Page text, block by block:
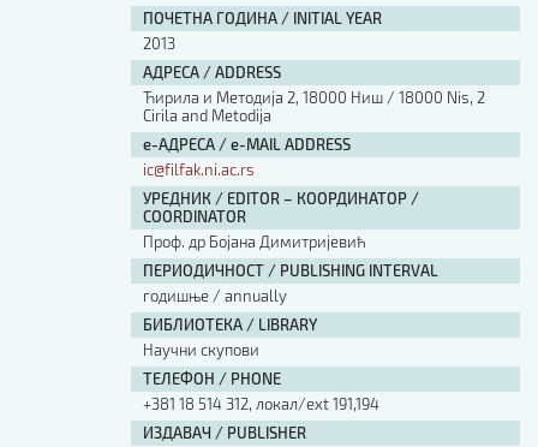
ПОЧЕТНА ГОДИНА / INITIAL YEAR
2013
АДРЕСА / ADDRESS
Ћирила и Методија 2, 18000 Ниш / 18000 Nis, 2
Cirila and Metodija
е-АДРЕСА / e-MAIL ADDRESS
ic@filfak.ni.ac.rs
УРЕДНИК / EDITOR – КООРДИНАТОР /
COORDINATOR
Проф. др Бојана Димитријевић
ПЕРИОДИЧНОСТ / PUBLISHING INTERVAL
годишње / annually
БИБЛИОТЕКА / LIBRARY
Научни скупови
ТЕЛЕФОН / PHONE
+381 18 514 312, локал/ext 191,194
ИЗДАВАЧ / PUBLISHER